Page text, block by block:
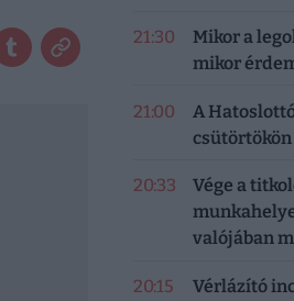
21:30
Mikor a
mikor
21:00
A
csütörtökön
20:33
Vége a
valójában
20:15
Vérlázító